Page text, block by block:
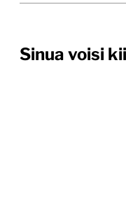
Sinua voisi